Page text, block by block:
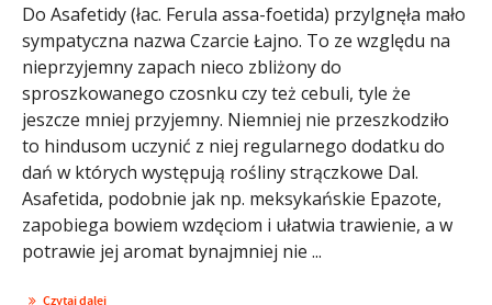
Do Asafetidy (łac. Ferula assa-foetida) przylgnęła mało
sympatyczna nazwa Czarcie Łajno. To ze względu na
nieprzyjemny zapach nieco zbliżony do
sproszkowanego czosnku czy też cebuli, tyle że
jeszcze mniej przyjemny. Niemniej nie przeszkodziło
to hindusom uczynić z niej regularnego dodatku do
dań w których występują rośliny strączkowe Dal.
Asafetida, podobnie jak np. meksykańskie Epazote,
zapobiega bowiem wzdęciom i ułatwia trawienie, a w
potrawie jej aromat bynajmniej nie ...
Czytaj dalej